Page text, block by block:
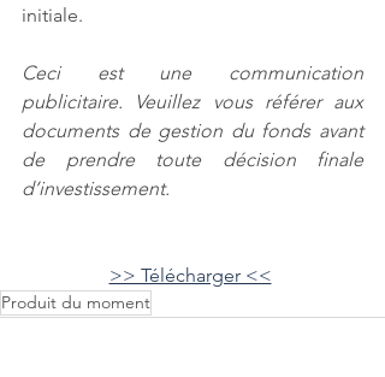
initiale.
Ceci est une communication
publicitaire. Veuillez vous référer aux
documents de gestion du fonds avant
de prendre toute décision finale
d’investissement.
>> Télécharger <<
Produit du moment